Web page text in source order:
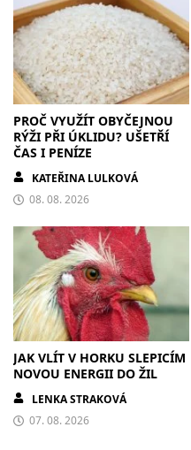
PROČ VYUŽÍT OBYČEJNOU
RÝŽI PŘI ÚKLIDU? UŠETŘÍ
ČAS I PENÍZE
KATEŘINA LULKOVÁ
08. 08. 2026
JAK VLÍT V HORKU SLEPICÍM
NOVOU ENERGII DO ŽIL
LENKA STRAKOVÁ
07. 08. 2026